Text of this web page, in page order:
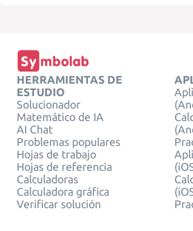
HERRAMIENTAS DE
ESTUDIO
Solucionador
Matemático de IA
AI Chat
Problemas populares
Hojas de trabajo
Hojas de referencia
Calculadoras
Calculadora gráfica
Verificar solución